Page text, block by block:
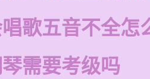
歌五音不全怎
需要考级吗